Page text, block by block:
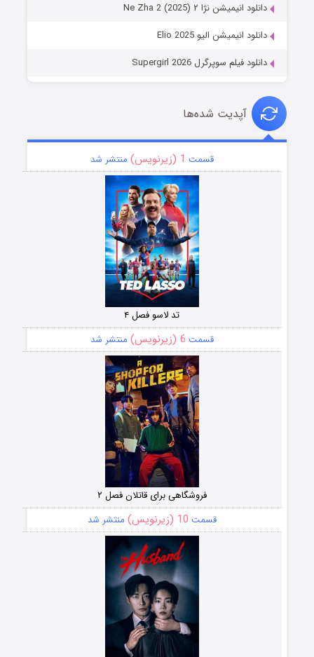
دانلود انیمیشن نژا ۲ Ne Zha 2 (2025)
دانلود انیمیشن الیو Elio 2025
دانلود فیلم سوپرگرل Supergirl 2026
آپدیت شده‌ها
قسمت 1 (زیرنویس) منتشر شد
تد لاسو فصل ۴
قسمت 6 (زیرنویس) منتشر شد
فروشگاهی برای قاتلان فصل ۲
قسمت 10 (زیرنویس) منتشر شد